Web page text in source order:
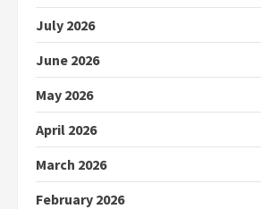
July 2026
June 2026
May 2026
April 2026
March 2026
February 2026